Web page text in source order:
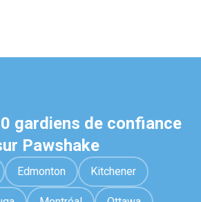
gardiens de confiance
Pawshake
Edmonton Kitchener